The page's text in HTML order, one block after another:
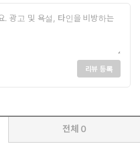
리뷰 등록
전체 0